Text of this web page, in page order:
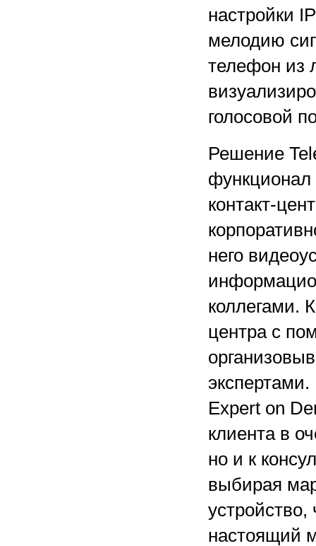
настройки
мелодию
телефон из
голосовой
Решение
контакт-
него
коллегами.
центра с
Expert on
клиента в
но и к
выбирая
устройство,
настоящий